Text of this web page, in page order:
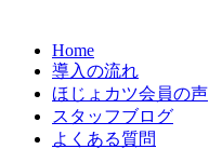
Home
導入の流れ
ほじょカツ会員の声
スタッフブログ
よくある質問